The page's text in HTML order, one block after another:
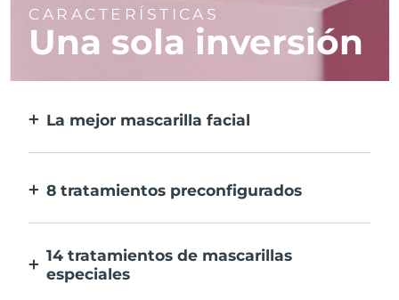
CARACTERÍSTICAS
Una sola inversión
La mejor mascarilla facial
8 tratamientos preconfigurados
14 tratamientos de mascarillas
especiales